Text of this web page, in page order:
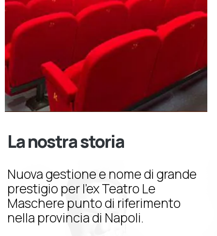
La nostra storia
Nuova gestione e nome di grande
prestigio per l’ex Teatro Le
Maschere punto di riferimento
nella provincia di Napoli.